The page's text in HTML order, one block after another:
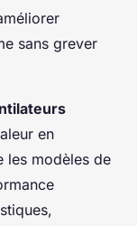
sans grever
en
les modèles de